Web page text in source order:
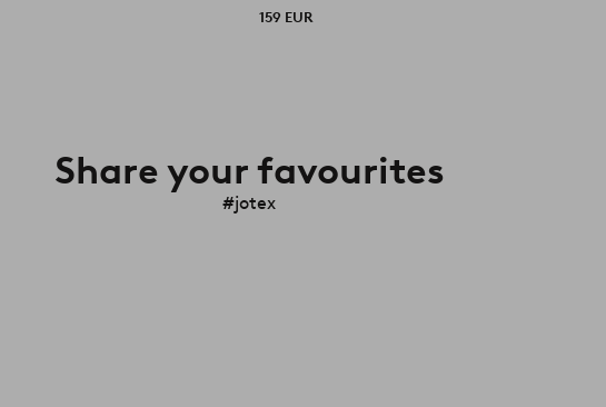
159 EUR
Share your favourites
#jotex